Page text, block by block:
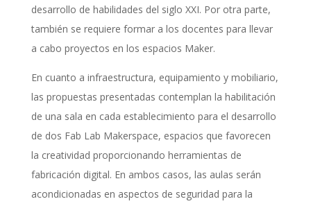
desarrollo de habilidades del siglo XXI. Por otra parte,
también se requiere formar a los docentes para llevar
a cabo proyectos en los espacios Maker.
En cuanto a infraestructura, equipamiento y mobiliario,
las propuestas presentadas contemplan la habilitación
de una sala en cada establecimiento para el desarrollo
de dos Fab Lab Makerspace, espacios que favorecen
la creatividad proporcionando herramientas de
fabricación digital. En ambos casos, las aulas serán
acondicionadas en aspectos de seguridad para la